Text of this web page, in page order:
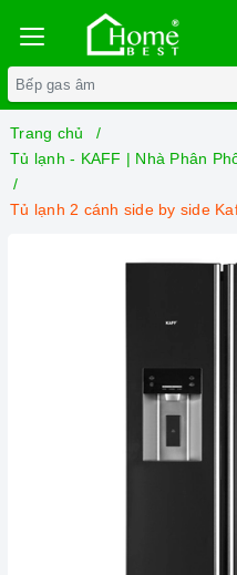
Trang chủ
Tủ lạnh - KAFF | Nhà Phân
Tủ lạnh 2 cánh side by side